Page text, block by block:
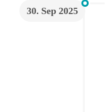
30. Sep 2025